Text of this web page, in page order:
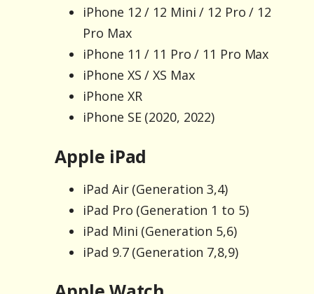
iPhone 12 / 12 Mini / 12 Pro / 12
Pro Max
iPhone 11 / 11 Pro / 11 Pro Max
iPhone XS / XS Max
iPhone XR
iPhone SE (2020, 2022)
Apple iPad
iPad Air (Generation 3,4)
iPad Pro (Generation 1 to 5)
iPad Mini (Generation 5,6)
iPad 9.7 (Generation 7,8,9)